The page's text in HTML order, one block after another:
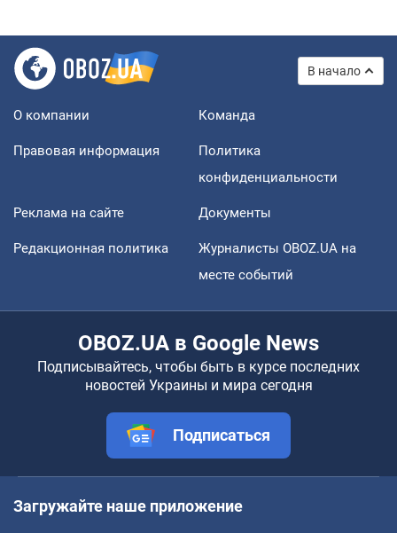
В начало
О компании Команда
Правовая информация
Политика
конфиденциальности
Реклама на сайте Документы
Редакционная политика
Журналисты OBOZ.UA на
месте событий
OBOZ.UA в Google News
Подписывайтесь, чтобы быть в курсе последних
новостей Украины и мира сегодня
Подписаться
Загружайте наше приложение